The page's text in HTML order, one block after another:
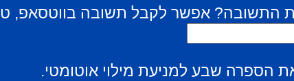
התשובה? אפשר לקבל תשובה בווטסאפ,
הספרה שבע למניעת מילוי אוטומטי.